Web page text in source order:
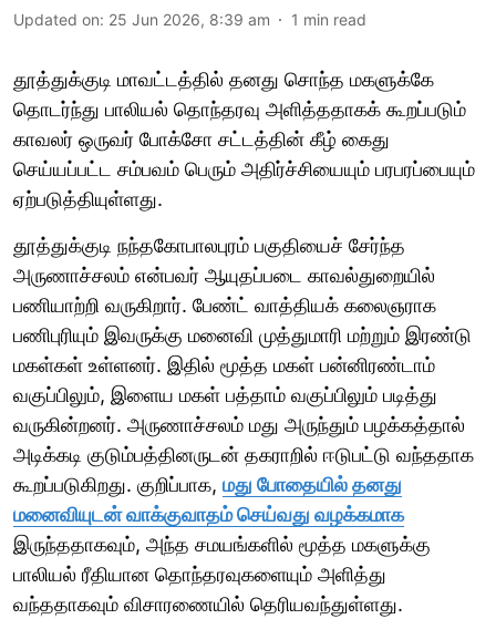
Updated on: 25 Jun 2026, 8:39 am 1 min read
தூத்துக்குடி மாவட்டத்தில் தனது சொந்த மகளுக்கே
தொடர்ந்து பாலியல் தொந்தரவு அளித்ததாகக் கூறப்படும்
காவலர் ஒருவர் போக்சோ சட்டத்தின் கீழ் கைது
செய்யப்பட்ட சம்பவம் பெரும் அதிர்ச்சியையும் பரபரப்பையும்
ஏற்படுத்தியுள்ளது.
தூத்துக்குடி நந்தகோபாலபுரம் பகுதியைச் சேர்ந்த
அருணாச்சலம் என்பவர் ஆயுதப்படை காவல்துறையில்
பணியாற்றி வருகிறார். பேண்ட் வாத்தியக் கலைஞராக
பணிபுரியும் இவருக்கு மனைவி முத்துமாரி மற்றும் இரண்டு
மகள்கள் உள்ளனர். இதில் மூத்த மகள் பன்னிரண்டாம்
வகுப்பிலும், இளைய மகள் பத்தாம் வகுப்பிலும் படித்து
வருகின்றனர். அருணாச்சலம் மது அருந்தும் பழக்கத்தால்
அடிக்கடி குடும்பத்தினருடன் தகராறில் ஈடுபட்டு வந்ததாக
கூறப்படுகிறது. குறிப்பாக, மது போதையில் தனது
மனைவியுடன் வாக்குவாதம் செய்வது வழக்கமாக
இருந்ததாகவும், அந்த சமயங்களில் மூத்த மகளுக்கு
பாலியல் ரீதியான தொந்தரவுகளையும் அளித்து
வந்ததாகவும் விசாரணையில் தெரியவந்துள்ளது.